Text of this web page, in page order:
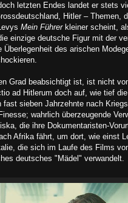
letzten Endes landet er stets
Hitler – Themen,
Mein Führer kleiner scheint,
einzige deutsche Figur mit der
des arischen
Grad beabsichtigt ist, ist nicht
ad Hitlerum doch auf, wie tief
fast sieben Jahrzehnte nach
wahrlich überzeugende
die ihre Dokumentaristen-
Afrika fährt, um dort, wie einst
die sich im Laufe des Films
deutsches "Mädel" verwandelt.